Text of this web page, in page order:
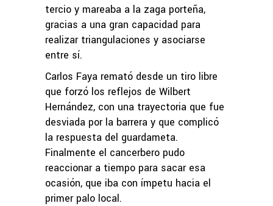
tercio y mareaba a la zaga porteña,
gracias a una gran capacidad para
realizar triangulaciones y asociarse
entre sí.
Carlos Faya remató desde un tiro libre
que forzó los reflejos de Wilbert
Hernández, con una trayectoria que fue
desviada por la barrera y que complicó
la respuesta del guardameta.
Finalmente el cancerbero pudo
reaccionar a tiempo para sacar esa
ocasión, que iba con ímpetu hacia el
primer palo local.